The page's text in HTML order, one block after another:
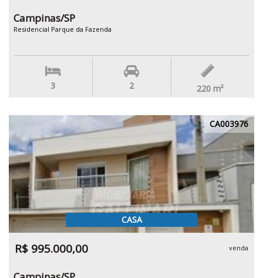
Campinas/SP
Residencial Parque da Fazenda
3 2 220 m²
CA003976
CASA
R$ 995.000,00 venda